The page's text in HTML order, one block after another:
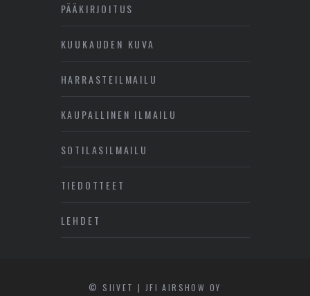
PÄÄKIRJOITUS
KUUKAUDEN KUVA
HARRASTEILMAILU
KAUPALLINEN ILMAILU
SOTILASILMAILU
TIEDOTTEET
LEHDET
© SIIVET | JFI AIRSHOW OY